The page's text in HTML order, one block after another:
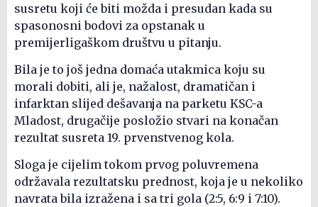
susretu koji će biti možda i presudan kada su
spasonosni bodovi za opstanak u
premijerligaškom društvu u pitanju.
Bila je to još jedna domaća utakmica koju su
morali dobiti, ali je, nažalost, dramatičan i
infarktan slijed dešavanja na parketu KSC-a
Mladost, drugačije posložio stvari na konačan
rezultat susreta 19. prvenstvenog kola.
Sloga je cijelim tokom prvog poluvremena
održavala rezultatsku prednost, koja je u nekoliko
navrata bila izražena i sa tri gola (2:5, 6:9 i 7:10).